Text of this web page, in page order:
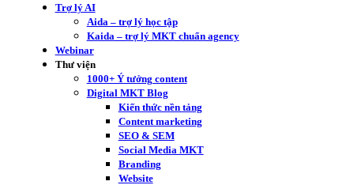
Trợ lý AI
Aida – trợ lý học tập
Kaida – trợ lý MKT chuẩn agency
Webinar
Thư viện
1000+ Ý tưởng content
Digital MKT Blog
Kiến thức nền tảng
Content marketing
SEO & SEM
Social Media MKT
Branding
Website